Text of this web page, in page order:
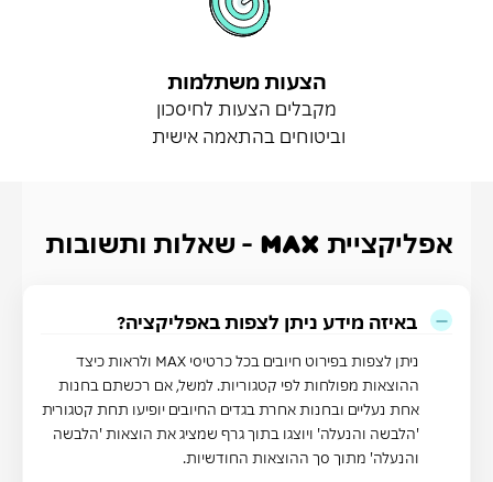
הצעות משתלמות
מקבלים הצעות לחיסכון
וביטוחים בהתאמה אישית
אפליקציית M_A_X - שאלות ותשובות
באיזה מידע ניתן לצפות באפליקציה?
ניתן לצפות בפירוט חיובים בכל כרטיסי MAX ולראות כיצד
ההוצאות מפולחות לפי קטגוריות. למשל, אם רכשתם בחנות
אחת נעליים ובחנות אחרת בגדים החיובים יופיעו תחת קטגורית
'הלבשה והנעלה' ויוצגו בתוך גרף שמציג את הוצאות 'הלבשה
והנעלה' מתוך סך ההוצאות החודשיות.